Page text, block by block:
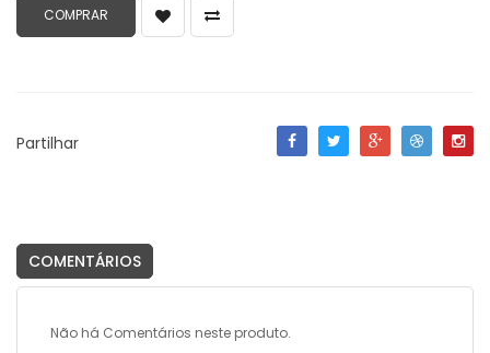
Partilhar
COMENTÁRIOS
Não há Comentários neste produto.